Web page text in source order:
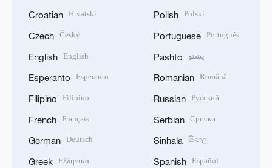
Croatian Hrvatski
Czech Český
English English
Esperanto Esperanto
Filipino Filipino
French Français
German Deutsch
Greek Ελληνικά
Polish Polski
Portuguese Português
Pashto پښتو
Romanian Română
Russian Русский
Serbian Српски
Sinhala සිංහල
Spanish Español